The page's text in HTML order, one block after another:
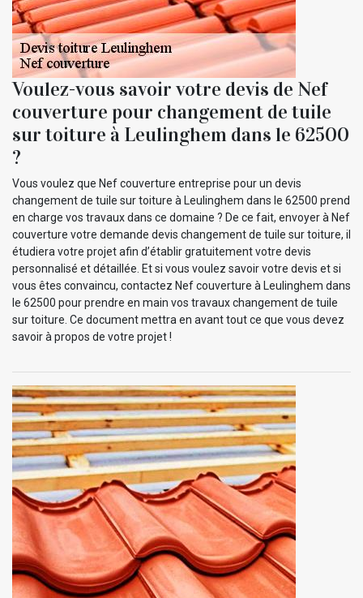
Voulez-vous savoir votre devis de Nef
couverture pour changement de tuile
sur toiture à Leulinghem dans le 62500
?
Vous voulez que Nef couverture entreprise pour un devis
changement de tuile sur toiture à Leulinghem dans le 62500 prend
en charge vos travaux dans ce domaine ? De ce fait, envoyer à Nef
couverture votre demande devis changement de tuile sur toiture, il
étudiera votre projet afin d’établir gratuitement votre devis
personnalisé et détaillée. Et si vous voulez savoir votre devis et si
vous êtes convaincu, contactez Nef couverture à Leulinghem dans
le 62500 pour prendre en main vos travaux changement de tuile
sur toiture. Ce document mettra en avant tout ce que vous devez
savoir à propos de votre projet !